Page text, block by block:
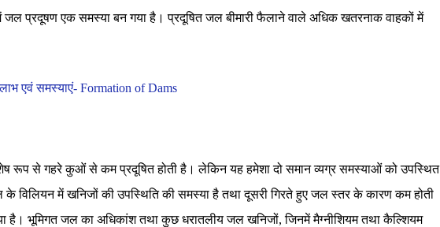
जल प्रदूषण एक समस्या बन गया है। प्रदूषित जल बीमारी फैलाने वाले अधिक खतरनाक वाहकों में
लाभ एवं समस्याएं- Formation of Dams
रूप से गहरे कुओं से कम प्रदूषित होती है। लेकिन यह हमेशा दो समान व्यग्र समस्याओं को उपस्थित
विलियन में खनिजों की उपस्थिति की समस्या है तथा दूसरी गिरते हुए जल स्तर के कारण कम होती
है। भूमिगत जल का अधिकांश तथा कुछ धरातलीय जल खनिजों, जिनमें मैग्नीशियम तथा कैल्शियम